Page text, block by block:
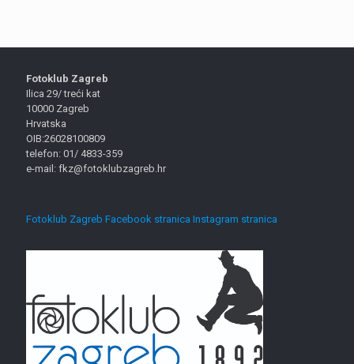
Fotoklub Zagreb
Ilica 29/ treći kat
10000 Zagreb
Hrvatska
OIB:26028100809
telefon: 01/ 4833-359
e-mail: fkz@fotoklubzagreb.hr
Fotoklub Zagreb Facebook stranica Instagram stranica